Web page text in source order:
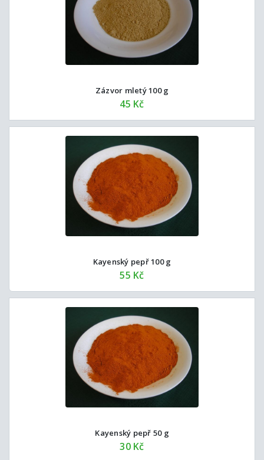
Zázvor mletý 100 g
45 Kč
Kayenský pepř 100 g
55 Kč
Kayenský pepř 50 g
30 Kč